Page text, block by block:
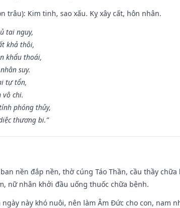
trâu): Kim tinh, sao xấu. Kỵ xây cất, hôn nhân.
tai nguy,
khả thôi,
khẩu thoái,
suy.
tự tổn,
vô chi.
phóng thủy,
thương bi.”
nền đắp nền, thờ cúng Táo Thần, cầu thầy
nữ nhân khởi đầu uống thuốc chữa bệnh.
ngày này khó nuôi, nên làm Âm Đức cho con, nam